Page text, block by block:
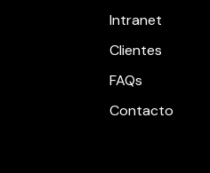
Intranet
Clientes
FAQs
Contacto